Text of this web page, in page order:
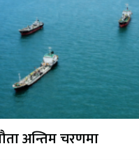
अन्तिम चरणमा